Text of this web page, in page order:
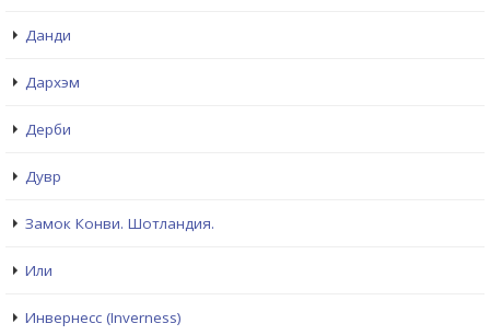
Данди
Дархэм
Дерби
Дувр
Замок Конви. Шотландия.
Или
Инвернесс (Inverness)